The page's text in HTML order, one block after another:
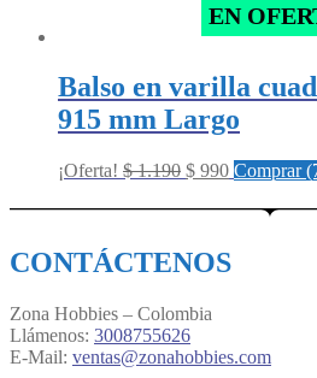
EN
Balso en varilla
915 mm Largo
¡Oferta! $1.190 Original
was:
$ 990Current
is:
Comprar
CONTÁCTENOS
Zona Hobbies – Colombia
Llámenos: 3008755626
E-Mail: ventas@zonahobbies.com